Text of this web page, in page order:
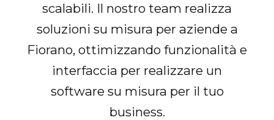
scalabili. Il nostro team realizza
soluzioni su misura per aziende a
Fiorano, ottimizzando funzionalità e
interfaccia per realizzare un
software su misura per il tuo
business.